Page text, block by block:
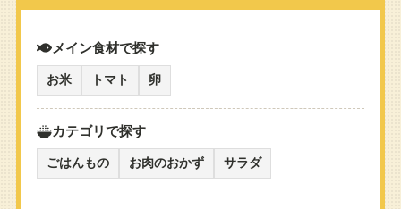
メイン食材で探す
お米 トマト 卵
カテゴリで探す
ごはんもの お肉のおかず サラダ